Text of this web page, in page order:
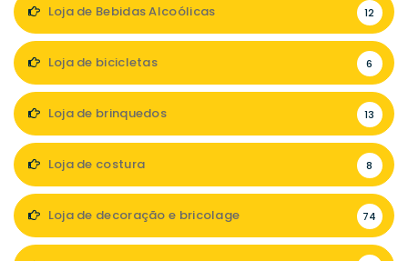
Loja de Bebidas Alcoólicas 12
Loja de bicicletas 6
Loja de brinquedos 13
Loja de costura 8
Loja de decoração e bricolage 74